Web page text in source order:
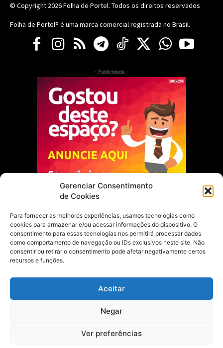
Gerenciar Consentimento
de Cookies
Para fornecer as melhores experiências, usamos tecnologias como
cookies para armazenar e/ou acessar informações do dispositivo. O
consentimento para essas tecnologias nos permitirá processar dados
como comportamento de navegação ou IDs exclusivos neste site. Não
consentir ou retirar o consentimento pode afetar negativamente certos
recursos e funções.
Aceitar
Negar
Ver preferências
© Copyright 2026Folha de Portel. Todos os direitos reservados
Folha de Portel® é uma marca comercial registrada no Brasil.
- Publicidade -
Escolha do Editor
Justiça Itinerante garante regularização
fundiária e casamento comunitário para
famílias em Portel
21 de maio de 2026
feminino pelos Jogos Estudantis Paraenses